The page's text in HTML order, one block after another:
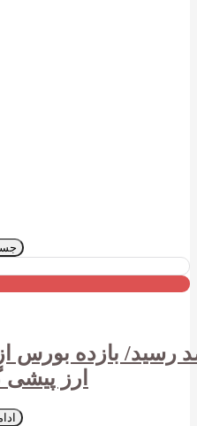
سبقت گرفتن از بازارهای رقیب/ بازده ۹ ماهه بورس به ۳۸ درصد رسید/
ارز